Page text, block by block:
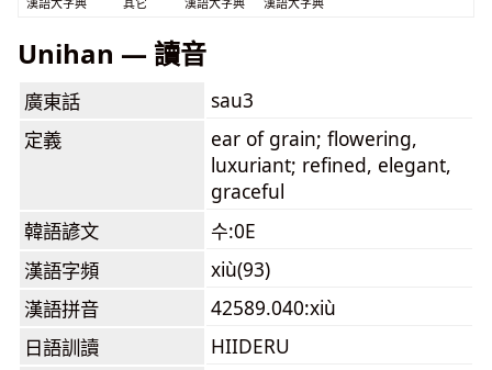
漢語大字典 其它 漢語大字典 漢語大字典
Unihan — 讀音
廣東話
sau3
定義
ear of grain; flowering,
luxuriant; refined, elegant,
graceful
韓語諺文
수:0E
漢語字頻
xiù(93)
漢語拼音
42589.040:xiù
日語訓讀
HIIDERU